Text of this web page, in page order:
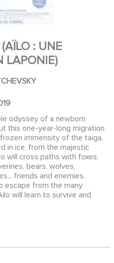
: UNE
LAPONIE)
odyssey of a newborn
this one-year-long migration
immensity of the taiga,
in ice, from the majestic
will cross paths with foxes,
bears, wolves,
friends and enemies.
escape from the many
will learn to survive and